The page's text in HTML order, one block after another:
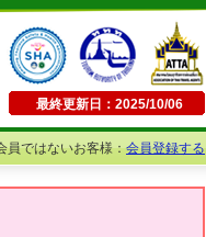
最終更新日：2025/10/06
ではないお客様：会員登録する